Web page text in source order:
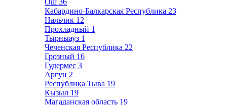
Ош 36
Кабардино-Балкарская Республика 23
Нальчик 12
Прохладный 1
Тырныауз 1
Чеченская Республика 22
Грозный 16
Гудермес 3
Аргун 2
Республика Тыва 19
Кызыл 19
Магаданская область 19